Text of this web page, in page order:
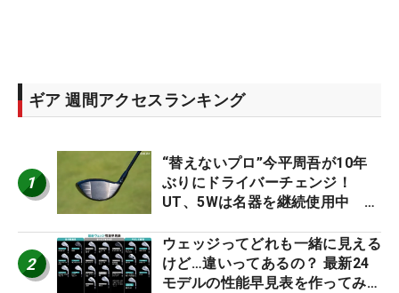
ギア 週間アクセスランキング
1
“替えないプロ”今平周吾が10年
ぶりにドライバーチェンジ！
UT、5Wは名器を継続使用中 #
2
ウェッジってどれも一緒に見える
けど…違いってあるの？ 最新24
モデルの性能早見表を作ってみ